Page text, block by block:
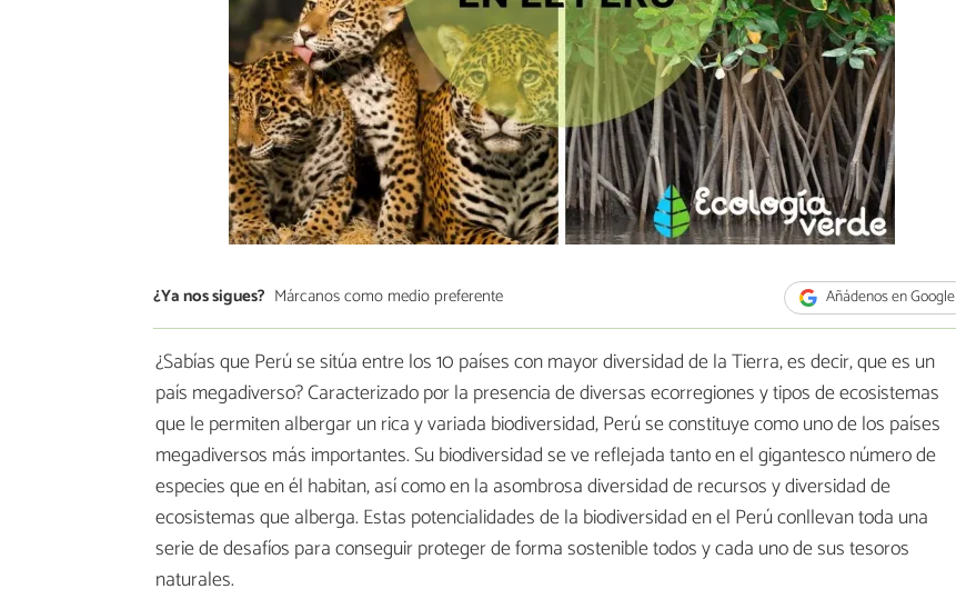
¿Ya nos sigues? Márcanos como medio preferente Añádenos en Google
¿Sabías que Perú se sitúa entre los 10 países con mayor diversidad de la Tierra, es decir, que es un
país megadiverso? Caracterizado por la presencia de diversas ecorregiones y tipos de ecosistemas
que le permiten albergar un rica y variada biodiversidad, Perú se constituye como uno de los países
megadiversos más importantes. Su biodiversidad se ve reflejada tanto en el gigantesco número de
especies que en él habitan, así como en la asombrosa diversidad de recursos y diversidad de
ecosistemas que alberga. Estas potencialidades de la biodiversidad en el Perú conllevan toda una
serie de desafíos para conseguir proteger de forma sostenible todos y cada uno de sus tesoros
naturales.